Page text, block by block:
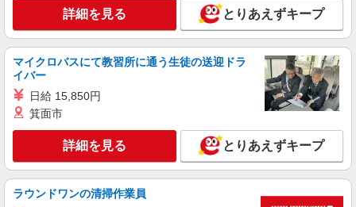
詳細を見る とりあえずキープ
マイクロバスにて教習所に通う生徒の送迎ドラ
イバー
日給 15,850円
箕面市
詳細を見る とりあえずキープ
ラウンドワンの清掃作業員